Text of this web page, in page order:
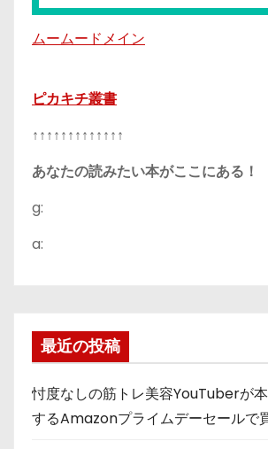
ムームードメイン
ピカキチ叢書
↑↑↑↑↑↑↑↑↑↑↑↑↑
あなたの読みたい本がここにある！
g:
a:
最近の投稿
忖度なしの筋トレ美容YouTuberが
するAmazonプライムデーセールで